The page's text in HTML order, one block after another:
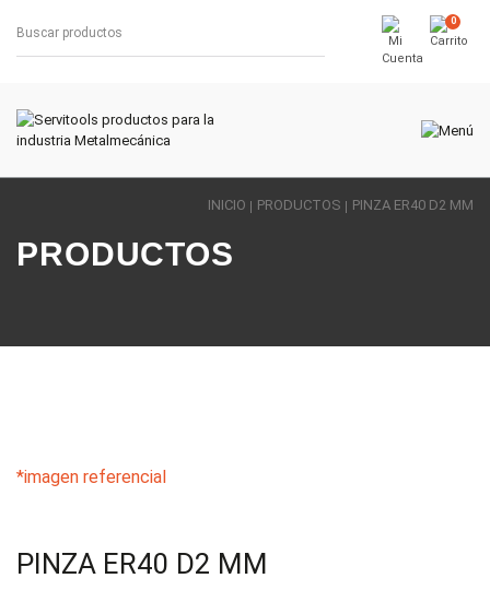
0
INICIO PRODUCTOS PINZA ER40 D2 MM
PRODUCTOS
*imagen referencial
PINZA ER40 D2 MM